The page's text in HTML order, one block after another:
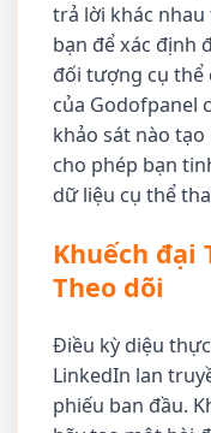
trả lời khác nhau
bạn để xác định
đối tượng cụ thể
của Godofpanel
khảo sát nào
cho phép bạn
dữ liệu cụ thể
Khuếch đại
Theo dõi
Điều kỳ diệu
LinkedIn lan
phiếu ban đầu.